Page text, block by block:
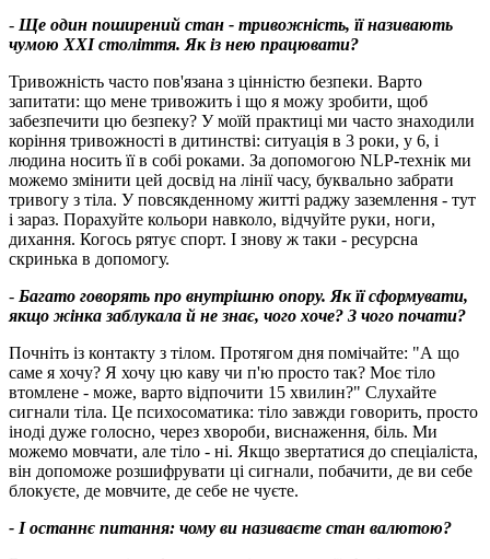
- Ще один поширений стан - тривожність, її називають
чумою XXI століття. Як із нею працювати?
Тривожність часто пов'язана з цінністю безпеки. Варто
запитати: що мене тривожить і що я можу зробити, щоб
забезпечити цю безпеку? У моїй практиці ми часто знаходили
коріння тривожності в дитинстві: ситуація в 3 роки, у 6, і
людина носить її в собі роками. За допомогою NLP-технік ми
можемо змінити цей досвід на лінії часу, буквально забрати
тривогу з тіла. У повсякденному житті раджу заземлення - тут
і зараз. Порахуйте кольори навколо, відчуйте руки, ноги,
дихання. Когось рятує спорт. І знову ж таки - ресурсна
скринька в допомогу.
- Багато говорять про внутрішню опору. Як її сформувати,
якщо жінка заблукала й не знає, чого хоче? З чого почати?
Почніть із контакту з тілом. Протягом дня помічайте: "А що
саме я хочу? Я хочу цю каву чи п'ю просто так? Моє тіло
втомлене - може, варто відпочити 15 хвилин?" Слухайте
сигнали тіла. Це психосоматика: тіло завжди говорить, просто
іноді дуже голосно, через хвороби, виснаження, біль. Ми
можемо мовчати, але тіло - ні. Якщо звертатися до спеціаліста,
він допоможе розшифрувати ці сигнали, побачити, де ви себе
блокуєте, де мовчите, де себе не чуєте.
- І останнє питання: чому ви називаєте стан валютою?